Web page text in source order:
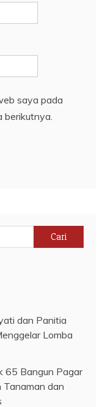
saya pada
berikutnya.
dan Panitia
Lomba
65 Bangun Pagar
dan